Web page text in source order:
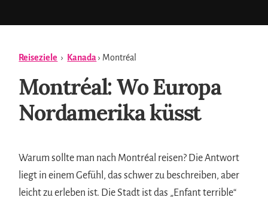
Reiseziele › Kanada› Montréal
Montréal: Wo Europa
Nordamerika küsst
Warum sollte man nach Montréal reisen? Die Antwort
liegt in einem Gefühl, das schwer zu beschreiben, aber
leicht zu erleben ist. Die Stadt ist das „Enfant terrible“